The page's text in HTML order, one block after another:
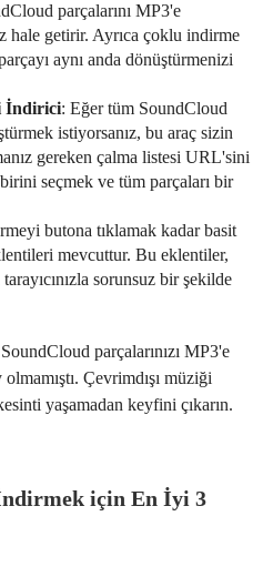
parçalarını MP3'e
hale getirir. Ayrıca çoklu indirme
aynı anda dönüştürmenizi
İndirici: Eğer tüm SoundCloud
istiyorsanız, bu araç sizin
gereken çalma listesi URL'sini
seçmek ve tüm parçaları bir
butona tıklamak kadar basit
mevcuttur. Bu eklentiler,
sorunsuz bir şekilde
parçalarınızı MP3'e
Çevrimdışı müziği
yaşamadan keyfini çıkarın.
için En İyi 3